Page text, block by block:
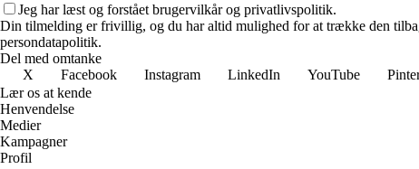
Jeg har læst og forstået brugervilkår og privatlivspolitik.
Din tilmelding er frivillig, og du har altid mulighed for at trække den
persondatapolitik.
Del med omtanke
X
Facebook Instagram LinkedIn YouTube
Lær os at kende
Henvendelse
Medier
Kampagner
Profil